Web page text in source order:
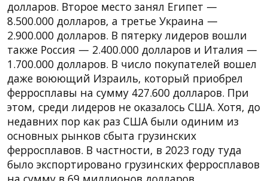
долларов. Второе место занял Египет —
8.500.000 долларов, а третье Украина —
2.900.000 долларов. В пятерку лидеров вошли
также Россия — 2.400.000 долларов и Италия —
1.700.000 долларов. В число покупателей вошел
даже воюющий Израиль, который приобрел
ферросплавы на сумму 427.600 долларов. При
этом, среди лидеров не оказалось США. Хотя, до
недавних пор как раз США были одиним из
основных рынков сбыта грузинских
ферросплавов. В частности, в 2023 году туда
было экспортировано грузинских ферросплавов